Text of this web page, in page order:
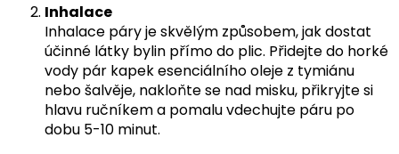
Inhalace
Inhalace páry je skvělým způsobem, jak dostat
účinné látky bylin přímo do plic. Přidejte do horké
vody pár kapek esenciálního oleje z tymiánu
nebo šalvěje, nakloňte se nad misku, přikryjte si
hlavu ručníkem a pomalu vdechujte páru po
dobu 5-10 minut.